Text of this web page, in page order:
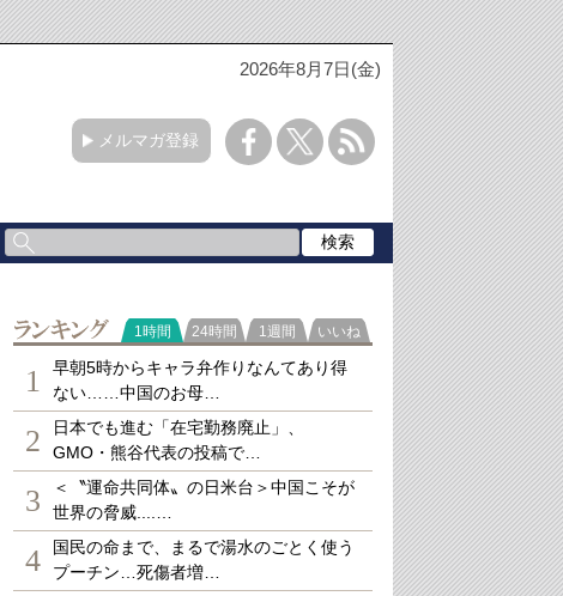
2026年8月7日(金)
メルマガ登録
ランキング
1時間 24時間 1週間 いいね
1
早朝5時からキャラ弁作りなんてあり得
ない……中国のお母…
2
日本でも進む「在宅勤務廃止」、
GMO・熊谷代表の投稿で…
3
＜〝運命共同体〟の日米台＞中国こそが
世界の脅威....…
4
国民の命まで、まるで湯水のごとく使う
プーチン…死傷者増…